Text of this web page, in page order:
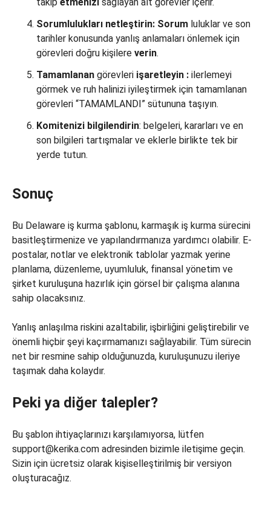
takip etmenizi sağlayan alt görevler içerir.
Sorumlulukları netleştirin: Sorum luluklar ve son
tarihler konusunda yanlış anlamaları önlemek için
görevleri doğru kişilere verin.
Tamamlanan görevleri işaretleyin : ilerlemeyi
görmek ve ruh halinizi iyileştirmek için tamamlanan
görevleri “TAMAMLANDI” sütununa taşıyın.
Komitenizi bilgilendirin: belgeleri, kararları ve en
son bilgileri tartışmalar ve eklerle birlikte tek bir
yerde tutun.
Sonuç
Bu Delaware iş kurma şablonu, karmaşık iş kurma sürecini
basitleştirmenize ve yapılandırmanıza yardımcı olabilir. E-
postalar, notlar ve elektronik tablolar yazmak yerine
planlama, düzenleme, uyumluluk, finansal yönetim ve
şirket kuruluşuna hazırlık için görsel bir çalışma alanına
sahip olacaksınız.
Yanlış anlaşılma riskini azaltabilir, işbirliğini geliştirebilir ve
önemli hiçbir şeyi kaçırmamanızı sağlayabilir. Tüm sürecin
net bir resmine sahip olduğunuzda, kuruluşunuzu ileriye
taşımak daha kolaydır.
Peki ya diğer talepler?
Bu şablon ihtiyaçlarınızı karşılamıyorsa, lütfen
support@kerika.com adresinden bizimle iletişime geçin.
Sizin için ücretsiz olarak kişiselleştirilmiş bir versiyon
oluşturacağız.